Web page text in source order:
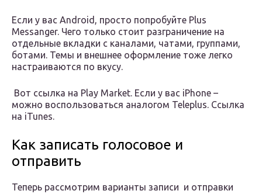
Если у вас Android, просто попробуйте Plus
Messanger. Чего только стоит разграничение на
отдельные вкладки с каналами, чатами, группами,
ботами. Темы и внешнее оформление тоже легко
настраиваются по вкусу.
Вот ссылка на Play Market. Если у вас iPhone –
можно воспользоваться аналогом Teleplus. Ссылка
на iTunes.
Как записать голосовое и
отправить
Теперь рассмотрим варианты записи и отправки